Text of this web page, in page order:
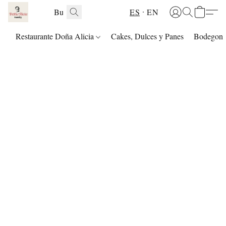
ES EN
Restaurante Doña Alicia Cakes, Dulces y Panes Bodegon